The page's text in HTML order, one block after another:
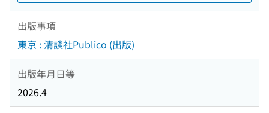
出版事項
東京 : 清談社Publico (出版)
出版年月日等
2026.4